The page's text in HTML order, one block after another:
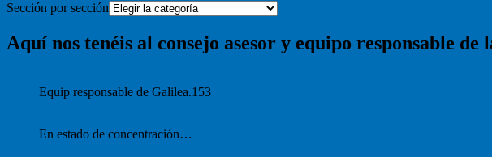
Sección por sección
Aquí nos tenéis al consejo asesor y equipo responsable
Equip responsable de Galilea.153
En estado de concentración…